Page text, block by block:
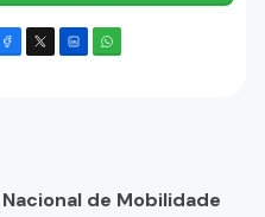
de Mobilidade